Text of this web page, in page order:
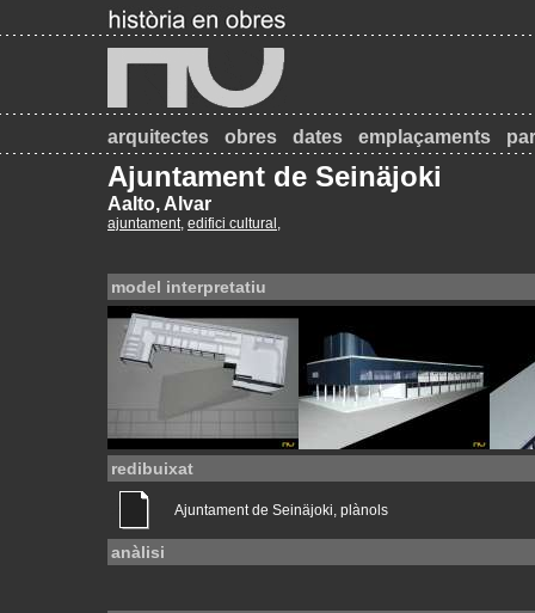
arquitectes obres dates emplaçaments
Ajuntament de Seinäjoki
Aalto, Alvar
ajuntament, edifici cultural ,
model interpretatiu
redibuixat
Ajuntament de Seinäjoki, plànols
anàlisi